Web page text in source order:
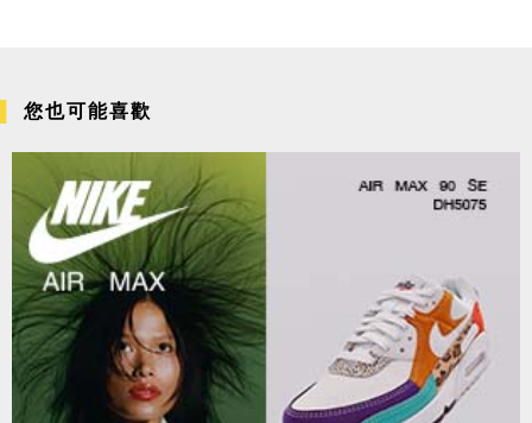
您也可能喜歡